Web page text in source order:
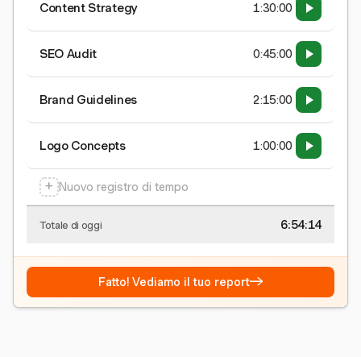
Content Strategy 1:30:00
SEO Audit 0:45:00
Brand Guidelines 2:15:00
Logo Concepts 1:00:00
+ Nuovo registro di tempo
Totale di oggi 6:54:15
Fatto! Vediamo il tuo report→